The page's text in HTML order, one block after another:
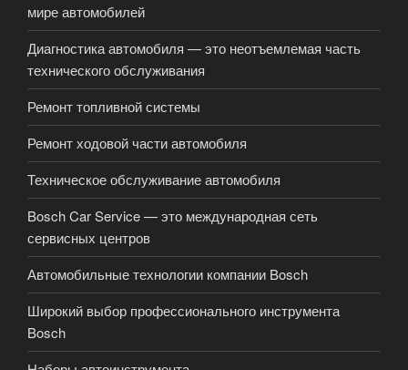
мире автомобилей
Диагностика автомобиля — это неотъемлемая часть
технического обслуживания
Ремонт топливной системы
Ремонт ходовой части автомобиля
Техническое обслуживание автомобиля
Bosch Car Service — это международная сеть
сервисных центров
Автомобильные технологии компании Bosch
Широкий выбор профессионального инструмента
Bosch